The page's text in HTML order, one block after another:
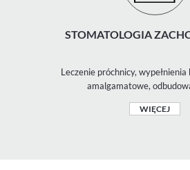
STOMATOLOGIA
Leczenie próchnicy,
amalgamatowe,
WIĘCEJ